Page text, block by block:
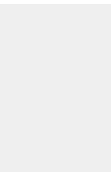
fjädrande stålsnäppen